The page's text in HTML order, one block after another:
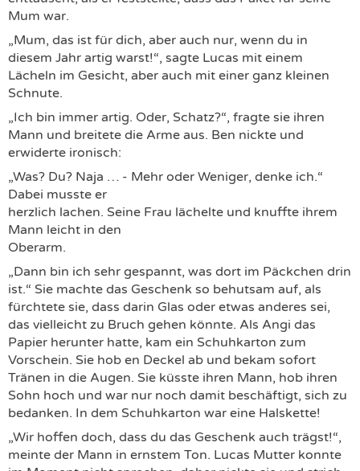
Mum war.
„Mum, das ist für dich, aber auch nur, wenn du in
diesem Jahr artig warst!“, sagte Lucas mit einem
Lächeln im Gesicht, aber auch mit einer ganz kleinen
Schnute.
„Ich bin immer artig. Oder, Schatz?“, fragte sie ihren
Mann und breitete die Arme aus. Ben nickte und
erwiderte ironisch:
„Was? Du? Naja … - Mehr oder Weniger, denke ich.“
Dabei musste er
herzlich lachen. Seine Frau lächelte und knuffte ihrem
Mann leicht in den
Oberarm.
„Dann bin ich sehr gespannt, was dort im Päckchen drin
ist.“ Sie machte das Geschenk so behutsam auf, als
fürchtete sie, dass darin Glas oder etwas anderes sei,
das vielleicht zu Bruch gehen könnte. Als Angi das
Papier herunter hatte, kam ein Schuhkarton zum
Vorschein. Sie hob en Deckel ab und bekam sofort
Tränen in die Augen. Sie küsste ihren Mann, hob ihren
Sohn hoch und war nur noch damit beschäftigt, sich zu
bedanken. In dem Schuhkarton war eine Halskette!
„Wir hoffen doch, dass du das Geschenk auch trägst!“,
meinte der Mann in ernstem Ton. Lucas Mutter konnte